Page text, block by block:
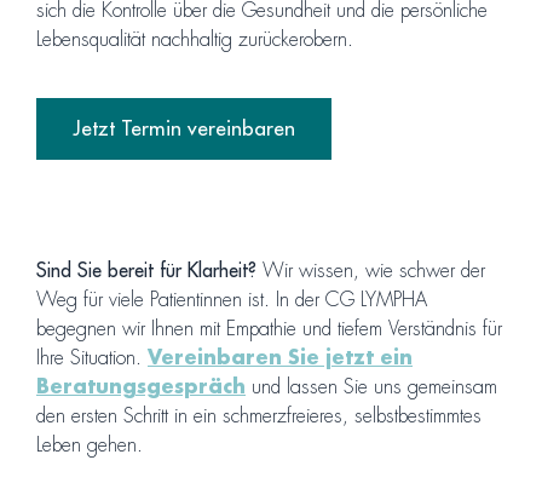
sich die Kontrolle über die Gesundheit und die persönliche
Lebensqualität nachhaltig zurückerobern.
Jetzt Termin vereinbaren
Sind Sie bereit für Klarheit? Wir wissen, wie schwer der
Weg für viele Patientinnen ist. In der CG LYMPHA
begegnen wir Ihnen mit Empathie und tiefem Verständnis für
Ihre Situation. Vereinbaren Sie jetzt ein
Beratungsgespräch und lassen Sie uns gemeinsam
den ersten Schritt in ein schmerzfreieres, selbstbestimmtes
Leben gehen.